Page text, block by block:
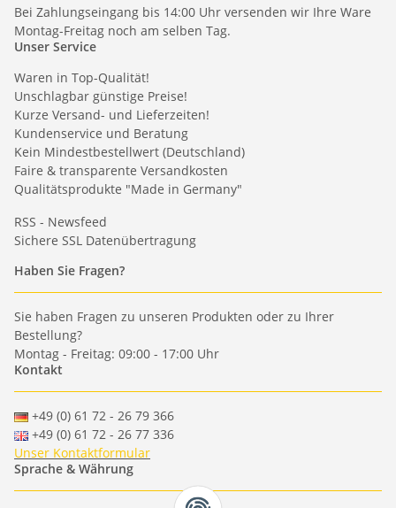
Bei Zahlungseingang bis 14:00 Uhr versenden wir Ihre Ware
Montag-Freitag noch am selben Tag.
Unser Service
Waren in Top-Qualität!
Unschlagbar günstige Preise!
Kurze Versand- und Lieferzeiten!
Kundenservice und Beratung
Kein Mindestbestellwert (Deutschland)
Faire & transparente Versandkosten
Qualitätsprodukte "Made in Germany"
RSS - Newsfeed
Sichere SSL Datenübertragung
Haben Sie Fragen?
Sie haben Fragen zu unseren Produkten oder zu Ihrer
Bestellung?
Montag - Freitag: 09:00 - 17:00 Uhr
Kontakt
+49 (0) 61 72 - 26 79 366
+49 (0) 61 72 - 26 77 336
Unser Kontaktformular
Sprache & Währung